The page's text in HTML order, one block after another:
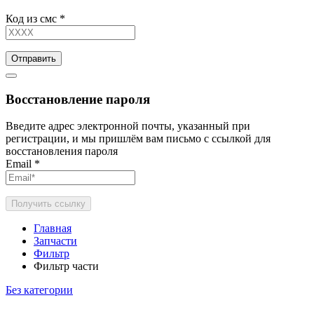
Код из смс *
Отправить
Восстановление пароля
Введите адрес электронной почты, указанный при
регистрации, и мы пришлём вам письмо с ссылкой для
восстановления пароля
Email *
Получить ссылку
Главная
Запчасти
Фильтр
Фильтр части
Без категории